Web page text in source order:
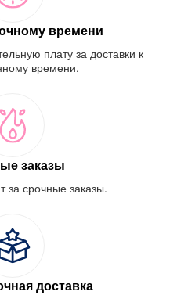
времени
плату за доставки к
времени.
заказы
за срочные заказы.
доставка